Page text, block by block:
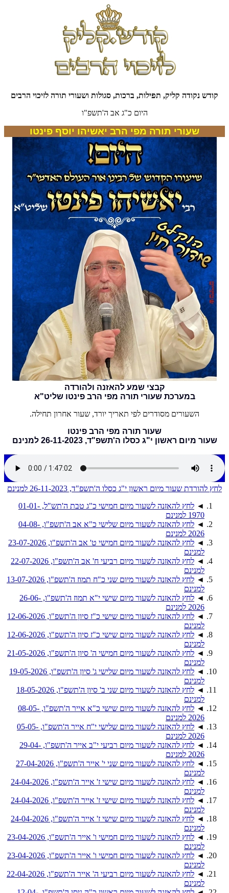
קודש נקודה קליק, תפילות, ברכות, סגולות ושעורי תורה לזיכוי הרבים
היום כ"ג אב ה'תשפ"ו
שעורי תורה מפי הרב יאשיהו יוסף פינטו
קבצי שמע להאזנה ולהורדה
במערכת שעורי תורה מפי הרב פינטו שליט"א
השעורים מסודרים לפי תאריך יורד, שעור אחרון תחילה.
שעור תורה מפי הרב פינטו
שעור מיום ראשון י"ג כסלו ה'תשפ"ד, 26-11-2023 למנינם
לחץ להורדת שעור מיום ראשון י"ג כסלו ה'תשפ"ד, 26-11-2023 למנינם
◄
לחץ להאזנה לשעור מיום חמישי כ"ג טבת ה'תש"ל, 01-01-
1970 למנינם
◄
לחץ להאזנה לשעור מיום שלישי כ"א אב ה'תשפ"ו, 04-08-
2026 למנינם
◄
לחץ להאזנה לשעור מיום חמישי ט' אב ה'תשפ"ו, 23-07-2026
למנינם
◄
לחץ להאזנה לשעור מיום רביעי ח' אב ה'תשפ"ו, 22-07-2026
למנינם
◄
לחץ להאזנה לשעור מיום שני כ"ח תמוז ה'תשפ"ו, 13-07-2026
למנינם
◄
לחץ להאזנה לשעור מיום שישי י"א תמוז ה'תשפ"ו, 26-06-
2026 למנינם
◄
לחץ להאזנה לשעור מיום שישי כ"ז סיון ה'תשפ"ו, 12-06-2026
למנינם
◄
לחץ להאזנה לשעור מיום שישי כ"ז סיון ה'תשפ"ו, 12-06-2026
למנינם
◄
לחץ להאזנה לשעור מיום חמישי ה' סיון ה'תשפ"ו, 21-05-2026
למנינם
◄
לחץ להאזנה לשעור מיום שלישי ג' סיון ה'תשפ"ו, 19-05-2026
למנינם
◄
לחץ להאזנה לשעור מיום שני ב' סיון ה'תשפ"ו, 18-05-2026
למנינם
◄
לחץ להאזנה לשעור מיום שישי כ"א אייר ה'תשפ"ו, 08-05-
2026 למנינם
◄
לחץ להאזנה לשעור מיום שלישי י"ח אייר ה'תשפ"ו, 05-05-
2026 למנינם
◄
לחץ להאזנה לשעור מיום רביעי י"ב אייר ה'תשפ"ו, 29-04-
2026 למנינם
◄
לחץ להאזנה לשעור מיום שני י' אייר ה'תשפ"ו, 27-04-2026
למנינם
◄
לחץ להאזנה לשעור מיום שישי ז' אייר ה'תשפ"ו, 24-04-2026
למנינם
◄
לחץ להאזנה לשעור מיום שישי ז' אייר ה'תשפ"ו, 24-04-2026
למנינם
◄
לחץ להאזנה לשעור מיום שישי ז' אייר ה'תשפ"ו, 24-04-2026
למנינם
◄
לחץ להאזנה לשעור מיום חמישי ו' אייר ה'תשפ"ו, 23-04-2026
למנינם
◄
לחץ להאזנה לשעור מיום חמישי ו' אייר ה'תשפ"ו, 23-04-2026
למנינם
◄
לחץ להאזנה לשעור מיום רביעי ה' אייר ה'תשפ"ו, 22-04-2026
למנינם